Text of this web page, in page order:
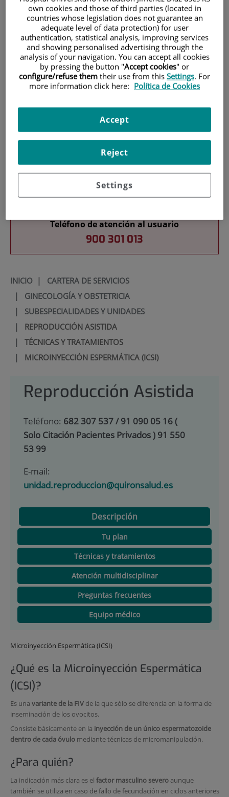
Investigación
Docencia
Teléfono de atención al usuario
900 301 013
INICIO| CARTERA DE SERVICIOS
| GINECOLOGÍA Y OBSTETRICIA
| SUBESPECIALIDADES Y UNIDADES
| REPRODUCCIÓN ASISTIDA
| TÉCNICAS Y TRATAMIENTOS
| MICROINYECCIÓN ESPERMÁTICA (ICSI)
Reproducción Asistida
Teléfono: 682 307 537 / 91 090 05 16 (
Solo Citación Pacientes Privados ) 91 550
53 99
E-mail:
unidad.reproduccion@quironsalud.es
Descripción
Tu plan
Técnicas y tratamientos
Atención multidisciplinar
Preguntas frecuentes
Equipo médico
Microinyección Espermática (ICSI)
¿Qué es la Microinyección Espermática
(ICSI)?
Es una variante de la FIVde la que sólo se diferencia en la forma de
inseminación de los ovocitos.
Consiste básicamente en la inyección de un único espermatozoide
dentro de cada óvulomediante técnicas de micromanipulación.
¿Para quién?
La indicación más clara es el factor masculino severoaunque
también se utiliza en caso de fallo de fecundación en ciclos anteriores
own cookies and those of third parties (located in
countries whose legislation does not guarantee an
adequate level of data protection) for user
authentication, statistical analysis, improving services
and showing personalised advertising through the
analysis of your navigation. You can accept all cookies
by pressing the button "Accept cookies" or
configure/refuse them their use from this Settings. For
more information click here: Política de Cookies
Settings
Reject
Accept